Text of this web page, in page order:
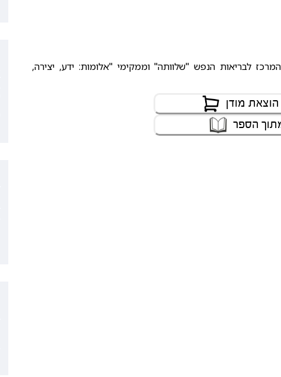
לבריאות הנפש "שלוותה" וממקימי "אלומות: ידע, יצירה,
מודן
הספר